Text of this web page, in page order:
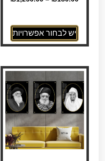
יש לבחור אפשרויות